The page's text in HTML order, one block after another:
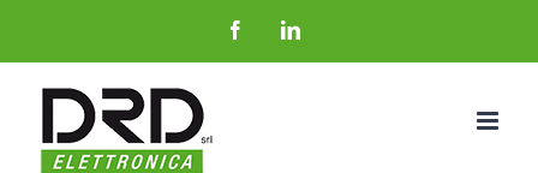
al
contenuto
FacebookLinkedIn